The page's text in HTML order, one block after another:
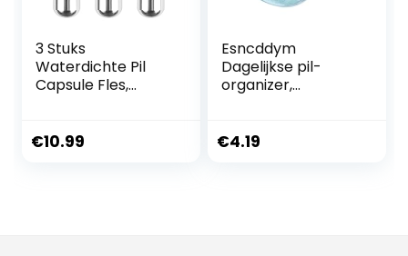
3 Stuks
Waterdichte Pil
Capsule Fles,
Houder, Aluminium
€10.99
Esncddym
Dagelijkse pil-
organizer,
pillendoosje met 3
€4.19